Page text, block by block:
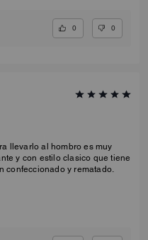
0 0
llevarlo al hombro es muy
y con estilo clasico que tiene
confeccionado y rematado.